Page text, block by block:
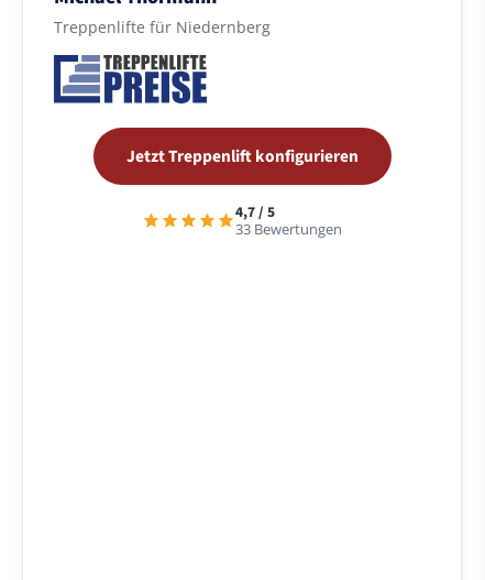
Treppenlifte für Niedernberg
Jetzt Treppenlift konfigurieren
4,7 / 5
33 Bewertungen